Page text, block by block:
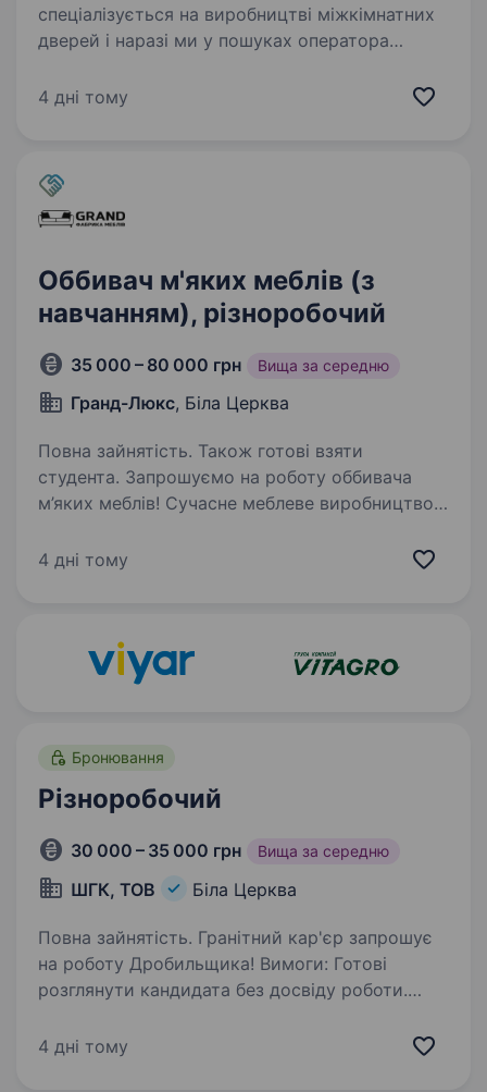
спеціалізується на виробництві міжкімнатних
дверей і наразі ми у пошуках оператора
навчатись та стабільно працювати Досвід
4 дні тому
Оббивач м'яких меблів (з
навчанням), різноробочий
35 000 – 80 000 грн Вища за середню
Гранд-Люкс, Біла Церква
Повна зайнятість. Також готові взяти
студента. Запрошуємо на роботу оббивача
м’яких меблів! Сучасне меблеве виробництво
учнів! Якщо ви хочете отримати затребувану
4 дні тому
Бронювання
Різноробочий
30 000 – 35 000 грн Вища за середню
ШГК, ТОВ Біла Церква
Повна зайнятість. Гранітний кар'єр запрошує
на роботу Дробильщика! Вимоги: Готові
розглянути кандидата без досвіду роботи.
працювати в команді. Обов’язки: Запуск і
4 дні тому